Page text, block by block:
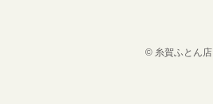
© 糸賀ふとん店